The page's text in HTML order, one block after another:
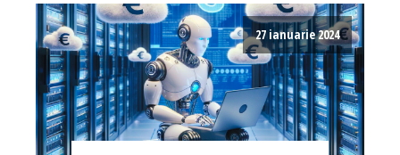
27 ianuarie 2024